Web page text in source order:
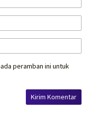
peramban ini untuk